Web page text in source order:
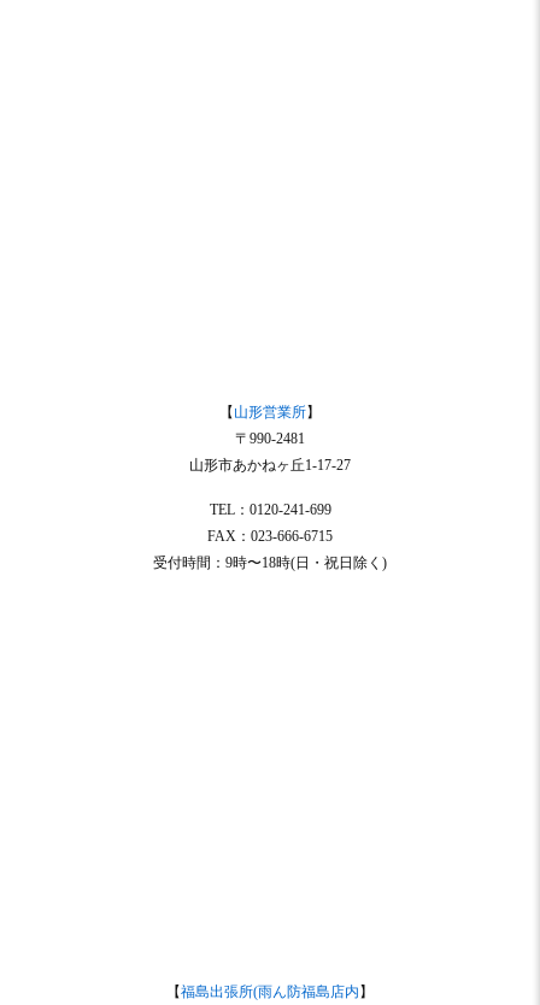
【山形営業所】
〒990-2481
山形市あかねヶ丘1-17-27
TEL：0120-241-699
FAX：023-666-6715
受付時間：9時〜18時(日・祝日除く)
【福島出張所(雨ん防福島店内】